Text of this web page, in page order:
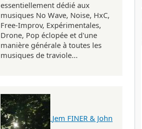
essentiellement dédié aux
musiques No Wave, Noise, HxC,
Free-Improv, Expérimentales,
Drone, Pop éclopée et d'une
manière générale à toutes les
musiques de traviole...
Jem FINER & John